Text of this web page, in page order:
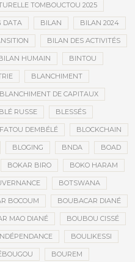
TOMBOUCTOU 2025
DATA BILAN BILAN 2024
BILAN DES ACTIVITÉS
HUMAIN BINTOU
BLANCHIMENT
BLANCHIMENT DE CAPITAUX
BLÉ RUSSE BLESSÉS
DEMBÉLÉ BLOCKCHAIN
BLOGING BNDA BOAD
BOKAR BIRO BOKO HARAM
BOTSWANA
BOCOUM BOUBACAR DIANÉ
MAO DIANÉ BOUBOU CISSÉ
BOULIKESSI
BOUREM